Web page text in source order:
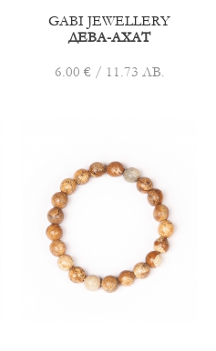
GABI JEWELLERY
ДЕВА-АХАТ
6.00 € / 11.73 ЛВ.